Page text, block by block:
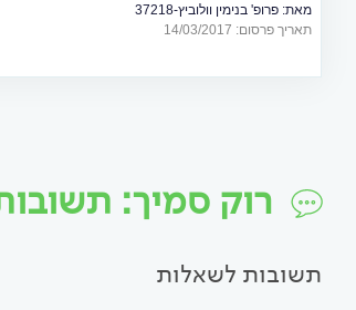
מאת: פרופ' בנימין וולוביץ-37218
תאריך פרסום: 14/03/2017
רוק סמיך:
תשובות לשאלות